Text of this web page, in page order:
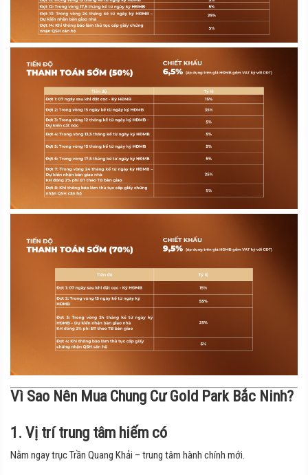
Vì Sao Nên Mua Chung Cư Gold Park Bắc Ninh?
1. Vị trí trung tâm hiếm có
Nằm ngay trục Trần Quang Khải – trung tâm hành chính mới.